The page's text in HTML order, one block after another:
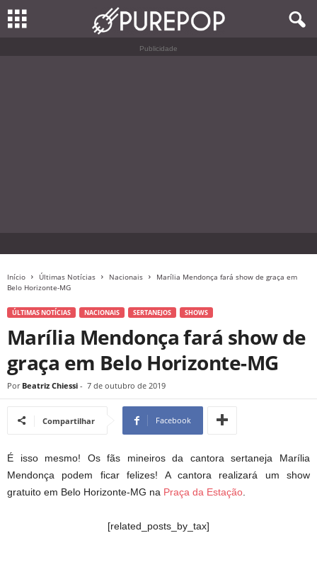
Publicidade
Início Últimas Notícias Nacionais
Marília Mendonça fará show de graça em
Belo Horizonte-MG
ÚLTIMAS NOTÍCIAS NACIONAIS SERTANEJOS SHOWS
Marília Mendonça fará show de
graça em Belo Horizonte-MG
Por Beatriz Chiessi - 7 de outubro de 2019
Compartilhar Facebook
É isso mesmo! Os fãs mineiros da cantora sertaneja Marília
Mendonça podem ficar felizes! A cantora realizará um show
gratuito em Belo Horizonte-MG na Praça da Estação
[related_posts_by_tax]